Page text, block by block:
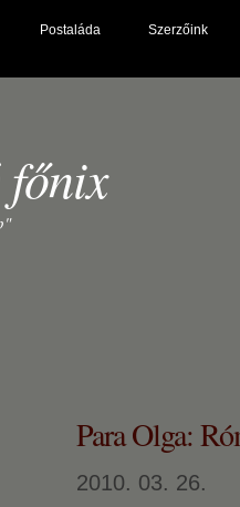
Postaláda Szerzőink
főnix
Para Olga:
2010. 03. 26.